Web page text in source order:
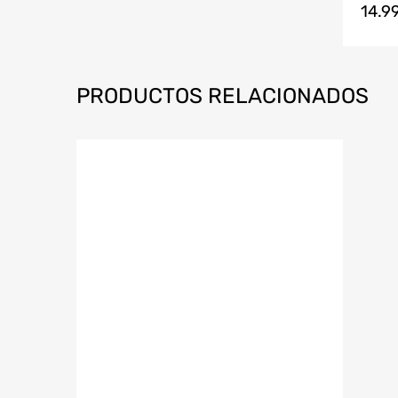
PRODUCTOS RELACIONADOS